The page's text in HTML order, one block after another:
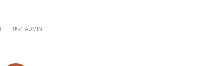
作者 ADMIN